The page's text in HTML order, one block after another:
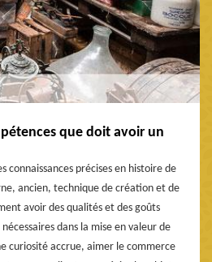
que doit avoir un
connaissances précises en histoire de
ancien, technique de création et de
avoir des qualités et des goûts
dans la mise en valeur de
curiosité accrue, aimer le commerce